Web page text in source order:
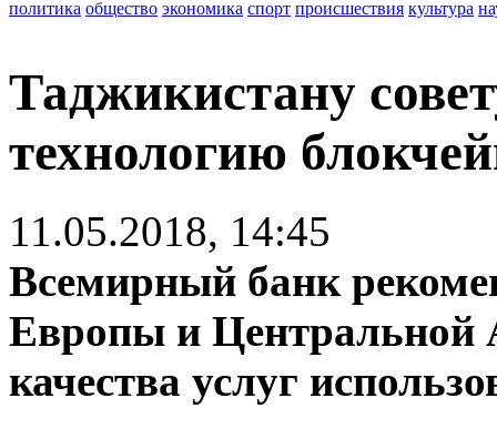
политика общество экономика спорт происшествия культура
Таджикистану
технологию
11.05.2018, 14:45
Всемирный банк
Европы и Центральной
качества услуг